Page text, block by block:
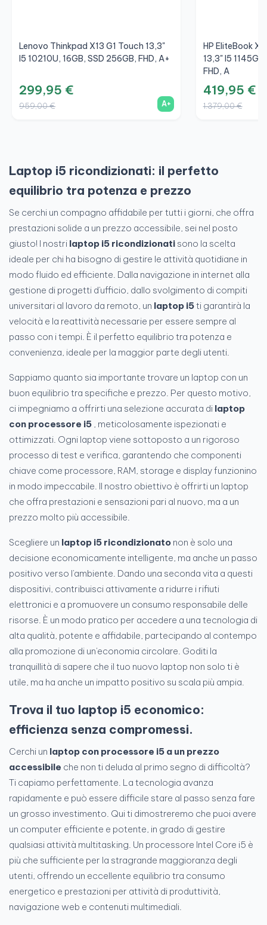
Lenovo Thinkpad X13 G1 Touch 13,3"
I5 10210U, 16GB, SSD 256GB, FHD, A+
299,95 €
959,00 € A+
HP EliteBook
13,3" I5
FHD, A
419,95 €
1.379,00 €
Laptop i5 ricondizionati: il perfetto
equilibrio tra potenza e prezzo
Se cerchi un compagno affidabile per tutti i giorni, che offra
prestazioni solide a un prezzo accessibile, sei nel posto
giusto! I nostri laptop i5 ricondizionati sono la scelta
ideale per chi ha bisogno di gestire le attività quotidiane in
modo fluido ed efficiente. Dalla navigazione in internet alla
gestione di progetti d'ufficio, dallo svolgimento di compiti
universitari al lavoro da remoto, un laptop i5ti garantirà la
velocità e la reattività necessarie per essere sempre al
passo con i tempi. È il perfetto equilibrio tra potenza e
convenienza, ideale per la maggior parte degli utenti.
Sappiamo quanto sia importante trovare un laptop con un
buon equilibrio tra specifiche e prezzo. Per questo motivo,
ci impegniamo a offrirti una selezione accurata di laptop
con processore i5 , meticolosamente ispezionati e
ottimizzati. Ogni laptop viene sottoposto a un rigoroso
processo di test e verifica, garantendo che componenti
chiave come processore, RAM, storage e display funzionino
in modo impeccabile. Il nostro obiettivo è offrirti un laptop
che offra prestazioni e sensazioni pari al nuovo, ma a un
prezzo molto più accessibile.
Scegliere un laptop i5 ricondizionato non è solo una
decisione economicamente intelligente, ma anche un passo
positivo verso l'ambiente. Dando una seconda vita a questi
dispositivi, contribuisci attivamente a ridurre i rifiuti
elettronici e a promuovere un consumo responsabile delle
risorse. È un modo pratico per accedere a una tecnologia di
alta qualità, potente e affidabile, partecipando al contempo
alla promozione di un'economia circolare. Goditi la
tranquillità di sapere che il tuo nuovo laptop non solo ti è
utile, ma ha anche un impatto positivo su scala più ampia.
Trova il tuo laptop i5 economico:
efficienza senza compromessi.
Cerchi un laptop con processore i5 a un prezzo
accessibile che non ti deluda al primo segno di difficoltà?
Ti capiamo perfettamente. La tecnologia avanza
rapidamente e può essere difficile stare al passo senza fare
un grosso investimento. Qui ti dimostreremo che puoi avere
un computer efficiente e potente, in grado di gestire
qualsiasi attività multitasking. Un processore Intel Core i5 è
più che sufficiente per la stragrande maggioranza degli
utenti, offrendo un eccellente equilibrio tra consumo
energetico e prestazioni per attività di produttività,
navigazione web e contenuti multimediali.